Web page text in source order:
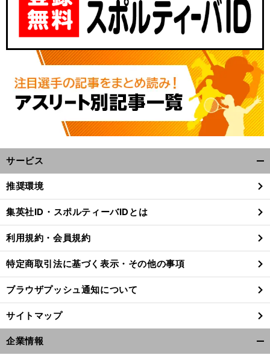
サービス
閉
る
推奨環境
集英社ID・スポルティーバIDとは
利用規約・会員規約
特定商取引法に基づく表示・その他の事項
ブラウザプッシュ通知について
サイトマップ
企業情報